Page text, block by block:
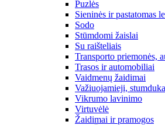
Puzlės
Sieninės ir pastatomas
Sodo
Stūmdomi žaislai
Su raišteliais
Transporto priemonės,
Trasos ir automobiliai
Vaidmenų žaidimai
Važiuojamieji,
Vikrumo lavinimo
Virtuvėlė
Žaidimai ir pramogos